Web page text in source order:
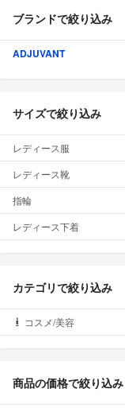
ブランドで絞り込み
ADJUVANT
サイズで絞り込み
レディース服
レディース靴
指輪
レディース下着
カテゴリで絞り込み
コスメ/美容
商品の価格で絞り込み